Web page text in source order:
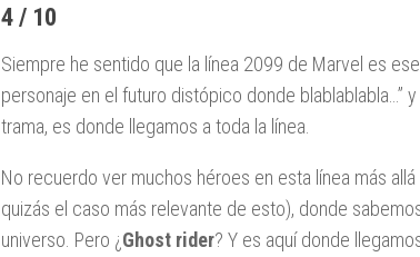
4 / 10
Siempre he sentido que la línea 2099 de Marvel es
personaje en el futuro distópico donde blablablabla…”
trama, es donde llegamos a toda la línea.
No recuerdo ver muchos héroes en esta línea más
quizás el caso más relevante de esto), donde
universo. Pero ¿Ghost rider? Y es aquí donde